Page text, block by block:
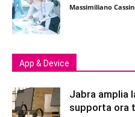
Massimiliano
App & Device
Jabra amplia
supporta ora